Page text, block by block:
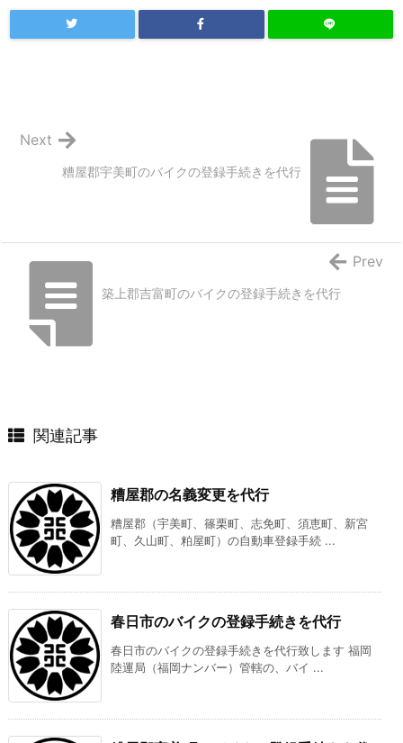
糟屋郡宇美町のバイクの登録手続きを代行
Next
築上郡吉富町のバイクの登録手続きを代行
Prev
関連記事
糟屋郡の名義変更を代行
糟屋郡（宇美町、篠栗町、志免町、須恵町、新宮
町、久山町、粕屋町）の自動車登録手続 ...
春日市のバイクの登録手続きを代行
春日市のバイクの登録手続きを代行致します 福岡
陸運局（福岡ナンバー）管轄の、バイ ...